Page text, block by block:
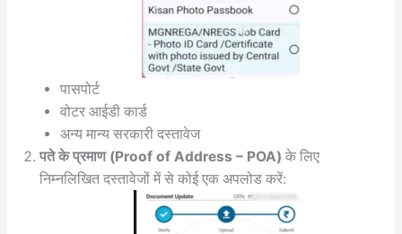
पासपोर्ट
वोटर आईडी कार्ड
अन्य मान्य सरकारी दस्तावेज
पते के प्रमाण (Proof of Address – POA) के लिए
निम्नलिखित दस्तावेजों में से कोई एक अपलोड करें: